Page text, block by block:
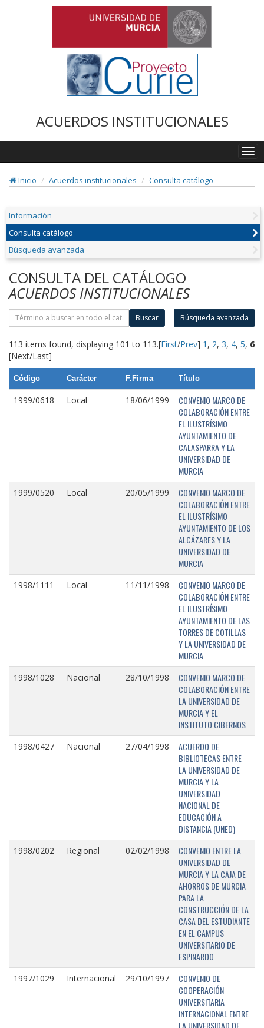
ACUERDOS INSTITUCIONALES
Inicio
Acuerdos institucionales Consulta catálogo
Información
Consulta catálogo
Búsqueda avanzada
CONSULTA DEL CATÁLOGO
ACUERDOS INSTITUCIONALES
Buscar Búsqueda avanzada
113 items found, displaying 101 to 113.[First/Prev] 1 , 2, 3, 4, 5, 6
[Next/Last]
Código Carácter F.Firma Título
1999/0618 Local 18/06/1999
CONVENIO MARCO DE
COLABORACIÓN ENTRE
EL ILUSTRÍSIMO
AYUNTAMIENTO DE
CALASPARRA Y LA
UNIVERSIDAD DE
MURCIA
1999/0520 Local 20/05/1999
CONVENIO MARCO DE
COLABORACIÓN ENTRE
EL ILUSTRÍSIMO
AYUNTAMIENTO DE LOS
ALCÁZARES Y LA
UNIVERSIDAD DE
MURCIA
1998/1111 Local 11/11/1998
CONVENIO MARCO DE
COLABORACIÓN ENTRE
EL ILUSTRÍSIMO
AYUNTAMIENTO DE LAS
TORRES DE COTILLAS
Y LA UNIVERSIDAD DE
MURCIA
1998/1028 Nacional 28/10/1998
CONVENIO MARCO DE
COLABORACIÓN ENTRE
LA UNIVERSIDAD DE
MURCIA Y EL
INSTITUTO CIBERNOS
1998/0427 Nacional 27/04/1998
ACUERDO DE
BIBLIOTECAS ENTRE
LA UNIVERSIDAD DE
MURCIA Y LA
UNIVERSIDAD
NACIONAL DE
EDUCACIÓN A
DISTANCIA (UNED)
1998/0202 Regional 02/02/1998
CONVENIO ENTRE LA
UNIVERSIDAD DE
MURCIA Y LA CAJA DE
AHORROS DE MURCIA
PARA LA
CONSTRUCCIÓN DE LA
CASA DEL ESTUDIANTE
EN EL CAMPUS
UNIVERSITARIO DE
ESPINARDO
1997/1029 Internacional 29/10/1997
CONVENIO DE
COOPERACIÓN
UNIVERSITARIA
INTERNACIONAL ENTRE
LA UNIVERSIDAD DE